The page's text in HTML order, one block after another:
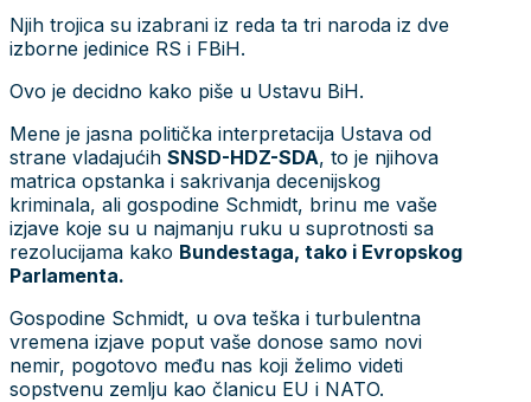
Njih trojica su izabrani iz reda ta tri naroda iz dve
izborne jedinice RS i FBiH.
Ovo je decidno kako piše u Ustavu BiH.
Mene je jasna politička interpretacija Ustava od
strane vladajućih SNSD-HDZ-SDA, to je njihova
matrica opstanka i sakrivanja decenijskog
kriminala, ali gospodine Schmidt, brinu me vaše
izjave koje su u najmanju ruku u suprotnosti sa
rezolucijama kako Bundestaga, tako i Evropskog
Parlamenta.
Gospodine Schmidt, u ova teška i turbulentna
vremena izjave poput vaše donose samo novi
nemir, pogotovo među nas koji želimo videti
sopstvenu zemlju kao članicu EU i NATO.